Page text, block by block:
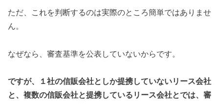
ただ、これを判断するのは実際のところ簡単ではありませ
ん。
なぜなら、審査基準を公表していないからです。
ですが、１社の信販会社としか提携していないリース会社
と、複数の信販会社と提携しているリース会社とでは、審